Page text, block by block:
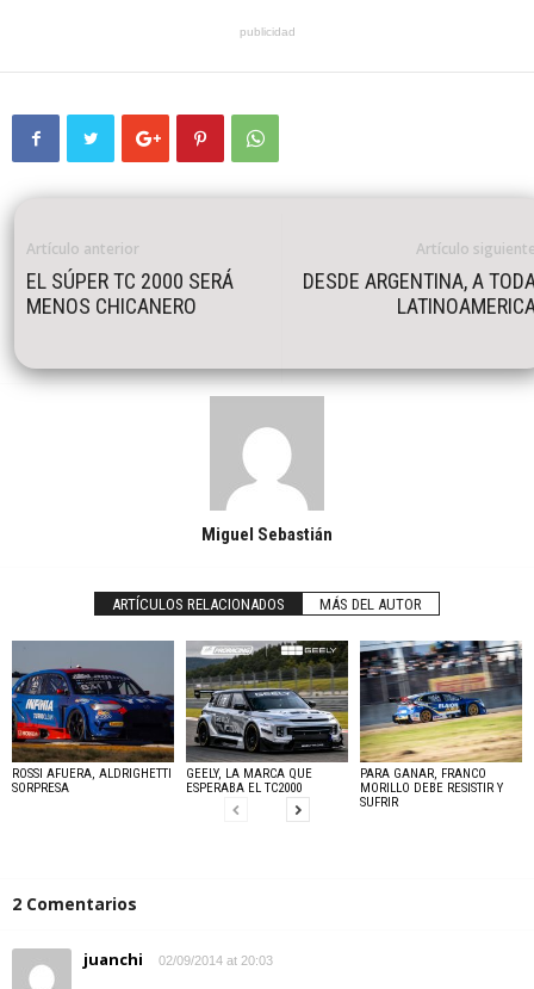
publicidad
Artículo anterior
EL SÚPER TC 2000 SERÁ
MENOS CHICANERO
Artículo
DESDE ARGENTINA, A
Miguel Sebastián
ARTÍCULOS RELACIONADOS MÁS DEL AUTOR
ROSSI AFUERA, ALDRIGHETTI
SORPRESA
GEELY, LA MARCA QUE
ESPERABA EL TC2000
PARA GANAR, FRANCO
MORILLO DEBE RESISTIR Y
SUFRIR
2 Comentarios
juanchi 02/09/2014 at 20:03